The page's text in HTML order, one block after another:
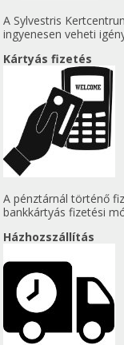
A Sylvestris
ingyenesen veheti
Kártyás fizetés
A pénztárnál történő
bankkártyás fizetési
Házhozszállítás